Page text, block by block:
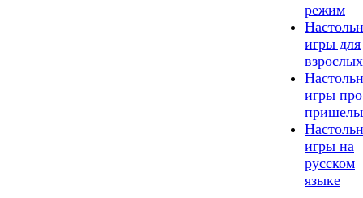
режим
игры для
взрослых
игры про
игры на
русском
языке